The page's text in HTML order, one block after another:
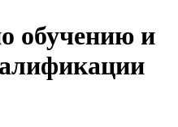
обучению и